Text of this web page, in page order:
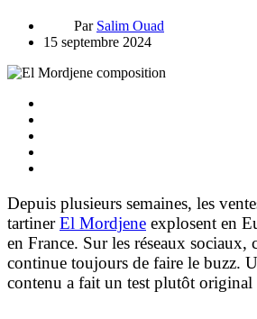
Par Salim Ouad
15 septembre 2024
Depuis plusieurs semaines, les
tartinerEl Mordjene explosent en
en France. Sur les réseaux sociaux,
continue toujours de faire le buzz.
contenu a fait un test plutôt original